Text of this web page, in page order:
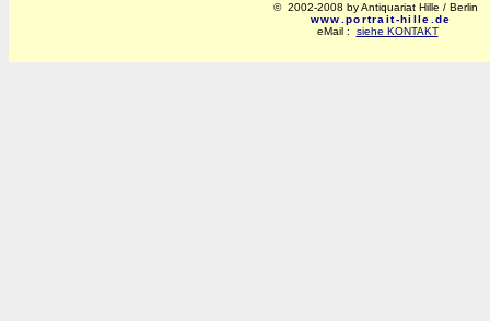
© 2002-2008 by Antiquariat Hille / Berlin
www.portrait-hille.de
eMail : siehe KONTAKT